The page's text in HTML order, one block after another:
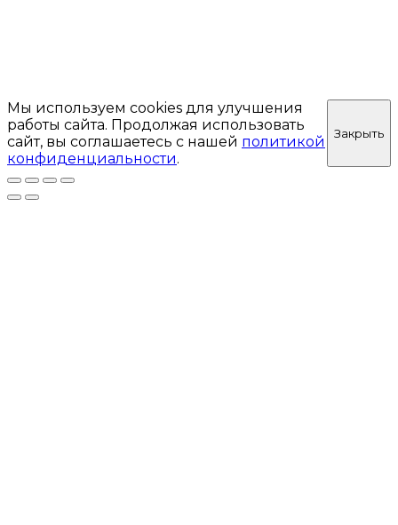
Мы используем cookies для улучшения
работы сайта. Продолжая использовать
сайт, вы соглашаетесь с нашей политикой
конфиденциальности.
Закрыть